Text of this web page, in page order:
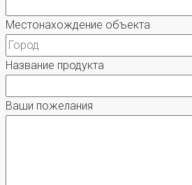
Местонахождение объекта
Название продукта
Ваши пожелания